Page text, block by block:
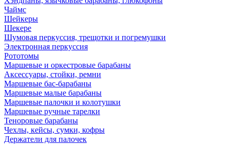
Чаймс
Шейкеры
Шекере
Шумовая перкуссия, трещотки и погремушки
Электронная перкуссия
Рототомы
Маршевые и оркестровые барабаны
Аксессуары, стойки, ремни
Маршевые бас-барабаны
Маршевые малые барабаны
Маршевые палочки и колотушки
Маршевые ручные тарелки
Теноровые барабаны
Чехлы, кейсы, сумки, кофры
Держатели для палочек